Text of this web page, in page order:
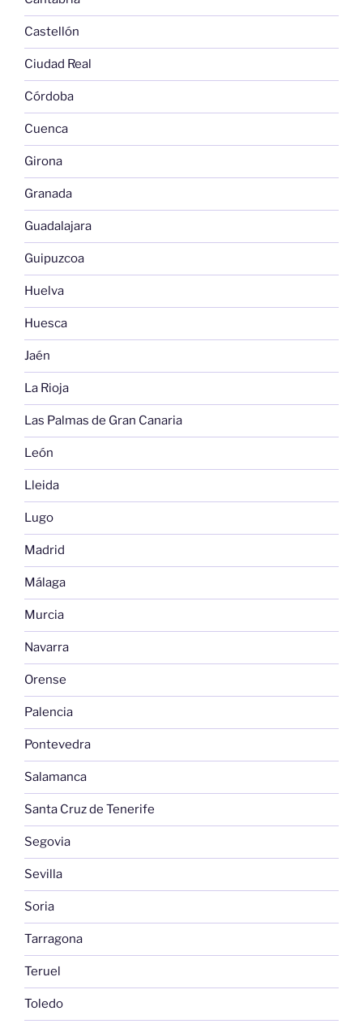
Castellón
Ciudad Real
Córdoba
Cuenca
Girona
Granada
Guadalajara
Guipuzcoa
Huelva
Huesca
Jaén
La Rioja
Las Palmas de Gran Canaria
León
Lleida
Lugo
Madrid
Málaga
Murcia
Navarra
Orense
Palencia
Pontevedra
Salamanca
Santa Cruz de Tenerife
Segovia
Sevilla
Soria
Tarragona
Teruel
Toledo